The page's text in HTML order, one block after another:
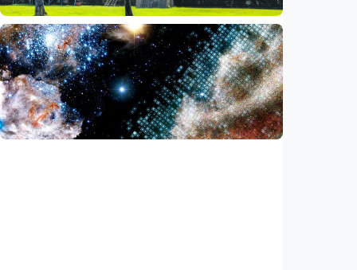
Iptek
Saat ASEAN bersiap memasuki era AI,
reformasi layanan publik jadi agenda
bersama
Indonesia•05 Aug 2026